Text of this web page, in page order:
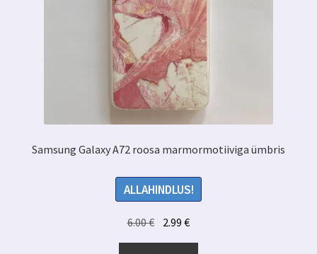
Samsung Galaxy A72 roosa marmormotiiviga ümbris
ALLAHINDLUS!
6.00€ Algne
hind
2.99€Praegune
hind